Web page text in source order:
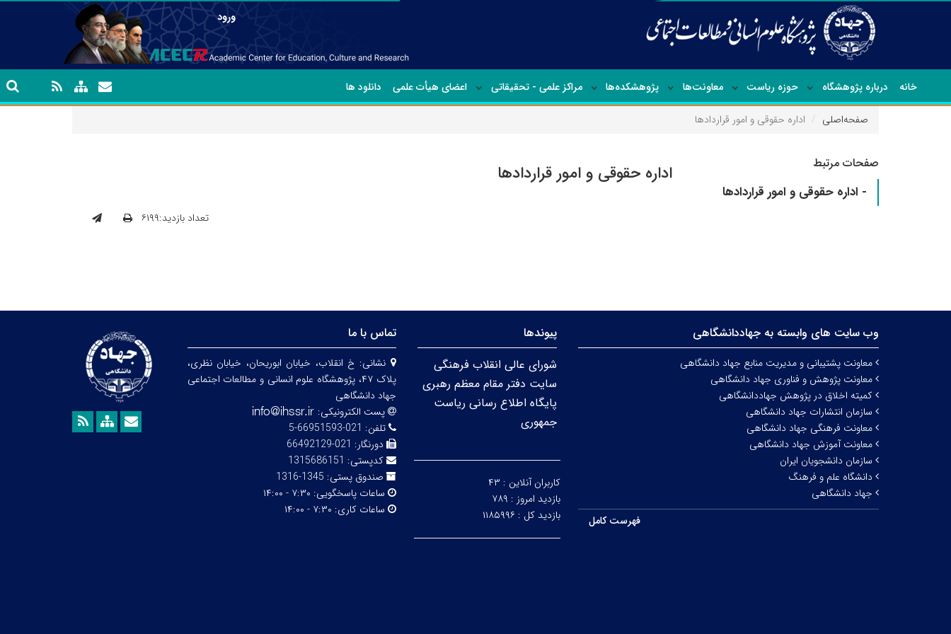
ورود
خانه درباره پژوهشگاه حوزه ریاست معاونت‌ها پژوهشکده‌ها مراکز علمی - تحقیقاتی اعضای هیأت علمی دانلود ها
صفحه‌اصلی اداره حقوقی و امور قراردادها
اداره حقوقی و امور قراردادها
تعداد بازدید:۶۱۹۹
صفحات مرتبط
- اداره حقوقی و امور قراردادها
وب سایت های وابسته به جهاددانشگاهی
معاونت پشتیبانی و مدیریت منابع جهاد دانشگاهی
معاونت پژوهش و فناوری جهاد دانشگاهی
کمیته اخلاق در پژوهش جهاددانشگاهی
سازمان انتشارات جهاد دانشگاهی
معاونت فرهنگی جهاد دانشگاهی
معاونت آموزش جهاد دانشگاهی
سازمان دانشجویان ایران
دانشگاه علم و فرهنگ
جهاد دانشگاهی
فهرست کامل
پیوندها
شورای عالی انقلاب فرهنگی
سایت دفتر مقام معظم رهبری
پایگاه اطلاع رسانی ریاست
جمهوری
کاربران آنلاین : ۴۳
بازدید امروز : ۷۸۹
بازدید کل : ۱۱۸۵۹۹۶
تماس با ما
نشانی: خ انقلاب، خیابان ابوریحان، خیابان نظری،
پلاک ۴۷، پژوهشگاه علوم انسانی و مطالعات اجتماعی
جهاد دانشگاهی
پست الکترونیکی:
تلفن: 021-66951593-5
دورنگار: 021-66492129
کدپستی: 1315686151
صندوق پستی: 1345-1316
ساعات پاسخگویی: ۷:۳۰ - ۱۴:۰۰
ساعات کاری: ۷:۳۰ - ۱۴:۰۰